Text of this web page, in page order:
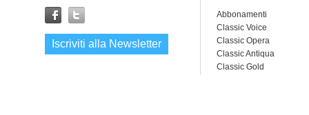
Iscriviti alla Newsletter
Abbonamenti
Classic Voice
Classic Opera
Classic Antiqua
Classic Gold